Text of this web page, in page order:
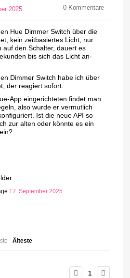
2025 0 Kommentare
Hue Dimmer Switch über die
kein zeitbasiertes Licht, nur
auf den Schalter, dauert es
bis sich das Licht an-
Dimmer Switch habe ich über
der reagiert sofort.
App eingerichteten findet man
also wurde er vermutlich
Ist die neue API so
zur alten oder könnte es ein
17. September 2025
Älteste
1